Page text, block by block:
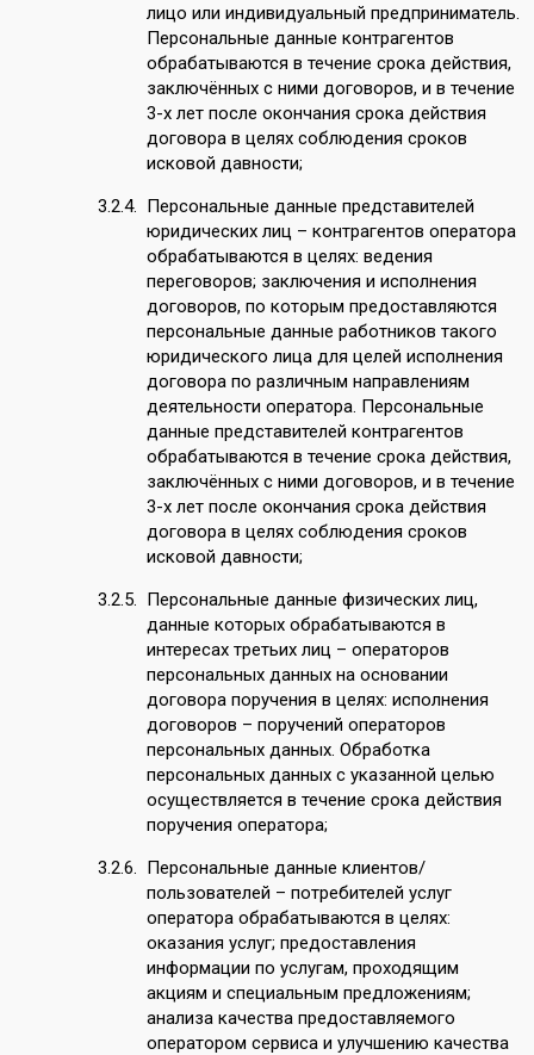
лицо или индивидуальный предприниматель.
Персональные данные контрагентов
обрабатываются в течение срока действия,
заключённых с ними договоров, и в течение
3-х лет после окончания срока действия
договора в целях соблюдения сроков
исковой давности;
Персональные данные представителей
юридических лиц – контрагентов оператора
обрабатываются в целях: ведения
переговоров; заключения и исполнения
договоров, по которым предоставляются
персональные данные работников такого
юридического лица для целей исполнения
договора по различным направлениям
деятельности оператора. Персональные
данные представителей контрагентов
обрабатываются в течение срока действия,
заключённых с ними договоров, и в течение
3-х лет после окончания срока действия
договора в целях соблюдения сроков
исковой давности;
Персональные данные физических лиц,
данные которых обрабатываются в
интересах третьих лиц – операторов
персональных данных на основании
договора поручения в целях: исполнения
договоров – поручений операторов
персональных данных. Обработка
персональных данных с указанной целью
осуществляется в течение срока действия
поручения оператора;
Персональные данные клиентов/
пользователей – потребителей услуг
оператора обрабатываются в целях:
оказания услуг; предоставления
информации по услугам, проходящим
акциям и специальным предложениям;
анализа качества предоставляемого
оператором сервиса и улучшению качества